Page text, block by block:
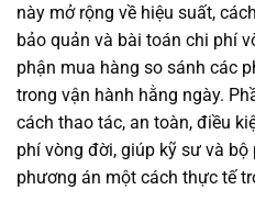
này mở rộng về hiệu suất,
bảo quản và bài toán chi phí
phận mua hàng so sánh các
trong vận hành hằng ngày.
cách thao tác, an toàn, điều
phí vòng đời, giúp kỹ sư và
phương án một cách thực tế